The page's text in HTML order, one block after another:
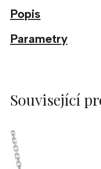
Popis
Parametry
Související